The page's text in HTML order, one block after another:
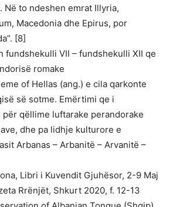
Në to ndeshen emrat Illyria,
Macedonia dhe Epirus, por
[8]
fundshekulli VII – fundshekulli XII qe
romake
of Hellas (ang.) e cila qarkonte
së sotme. Emërtimi qe i
qëllime luftarake perandorake
dhe pa lidhje kulturore e
Arbanas – Arbanitë – Arvanitë –
Libri i Kuvendit Gjuhësor, 2-9 Maj
Rrënjët, Shkurt 2020, f. 12-13